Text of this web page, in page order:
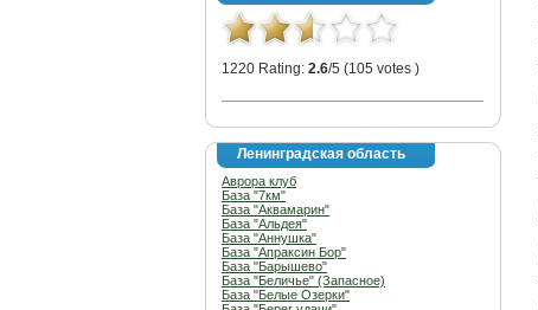
1220 Rating: 2.6/5 (105 votes )
Ленинградская область
Аврора клуб
База "7км"
База "Аквамарин"
База "Альдея"
База "Аннушка"
База "Апраксин Бор"
База "Барышево"
База "Беличье" (Запасное)
База "Белые Озерки"